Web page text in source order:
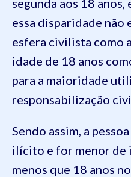
essa disparidade não
esfera civilista como
idade de 18 anos
para a maioridade
responsabilização
Sendo assim, a
ilícito e for menor de
menos que 18 anos